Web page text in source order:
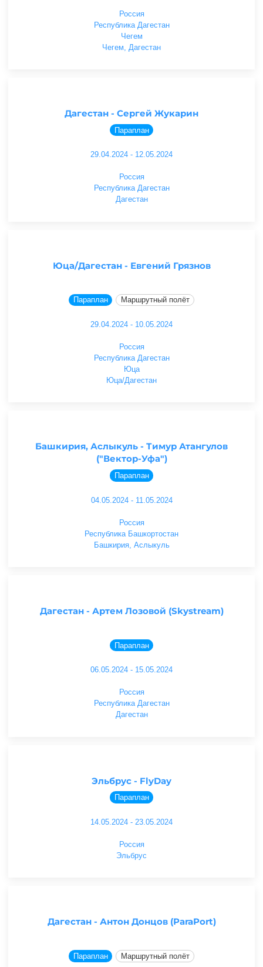
Россия
Республика Дагестан
Чегем
Чегем, Дагестан
Дагестан - Сергей Жукарин
Параплан
29.04.2024 - 12.05.2024
Россия
Республика Дагестан
Дагестан
Юца/Дагестан - Евгений Грязнов
Параплан Маршрутный полёт
29.04.2024 - 10.05.2024
Россия
Республика Дагестан
Юца
Юца/Дагестан
Башкирия, Аслыкуль - Тимур Атангулов
("Вектор-Уфа")
Параплан
04.05.2024 - 11.05.2024
Россия
Республика Башкортостан
Башкирия, Аслыкуль
Дагестан - Артем Лозовой (Skystream)
Параплан
06.05.2024 - 15.05.2024
Россия
Республика Дагестан
Дагестан
Эльбрус - FlyDay
Параплан
14.05.2024 - 23.05.2024
Россия
Эльбрус
Дагестан - Антон Донцов (ParaPort)
Параплан Маршрутный полёт